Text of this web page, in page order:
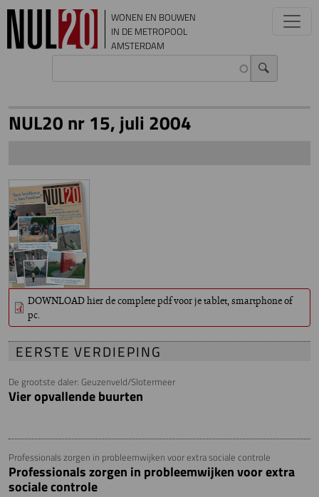
Overslaan en naar de inhoud gaan
WONEN EN BOUWEN
IN DE METROPOOL
AMSTERDAM
EERSTE VERDIEPING
De grootste daler: Geuzenveld/Slotermeer
Vier opvallende buurten
Professionals zorgen in probleemwijken voor extra sociale controle
Professionals zorgen in probleemwijken voor extra
sociale controle
NUL20 nr 15, juli 2004
DOWNLOAD hier de complete pdf voor je tablet, smartphone of
pc.